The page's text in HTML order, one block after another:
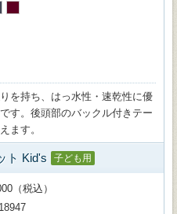
を持ち、はっ水性・速乾性に優
す。後頭部のバックル付きテー
ます。
ト Kid's 子ども用
（税込）